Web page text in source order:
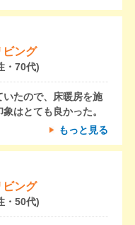
ビング
・70代)
たので、床暖房を施
はとても良かった。
もっと見る
ビング
・50代)